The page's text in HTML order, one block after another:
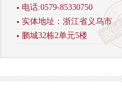
电话:0579-85330750
实体地址：浙江省义乌市
鹏城32栋2单元5楼